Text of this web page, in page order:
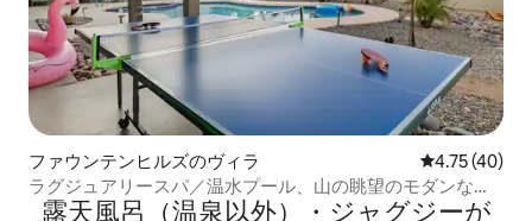
ファウンテンヒルズのヴィラ レビュー40
4.75 (40)
ラグジュアリースパ／温水プール、山の眺望のモダンなヴ
ィラ、キングサイズベッド3台
露天風呂（温泉以外）・ジャグジーが